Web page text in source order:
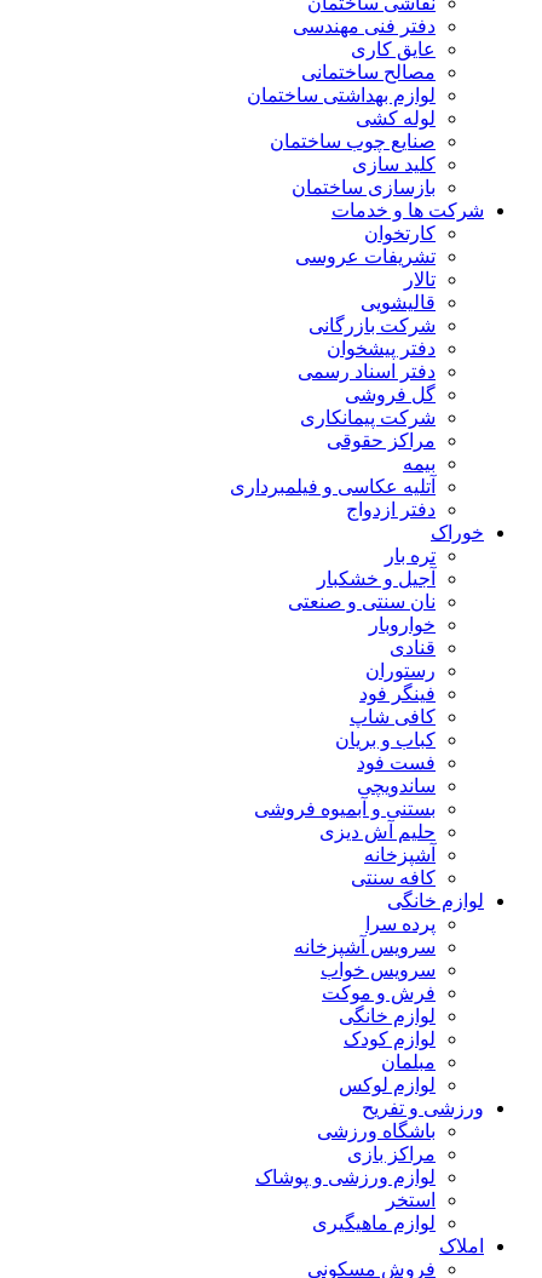
دفتر فنی مهندسی
عایق کاری
مصالح ساختمانی
لوازم بهداشتی ساختمان
لوله کشی
صنایع چوب ساختمان
کلید سازی
بازسازی ساختمان
شرکت ها و خدمات
کارتخوان
تشریفات عروسی
تالار
قالیشویی
شرکت بازرگانی
دفتر پیشخوان
دفتر اسناد رسمی
گل فروشی
شرکت پیمانکاری
مراکز حقوقی
بیمه
آتلیه عکاسی و فیلمبرداری
دفتر ازدواج
خوراک
تره بار
آجیل و خشکبار
نان سنتی و صنعتی
خواروبار
قنادی
رستوران
فینگر فود
کافی شاپ
کباب و بریان
فست فود
ساندویچی
بستنی و آبمیوه فروشی
حلیم آش دیزی
آشپزخانه
کافه سنتی
لوازم خانگی
پرده سرا
سرویس آشپزخانه
سرویس خواب
فرش و موکت
لوازم خانگی
لوازم کودک
مبلمان
لوازم لوکس
ورزشی و تفریح
باشگاه ورزشی
مراکز بازی
لوازم ورزشی و پوشاک
استخر
لوازم ماهیگیری
املاک
فروش مسکونی